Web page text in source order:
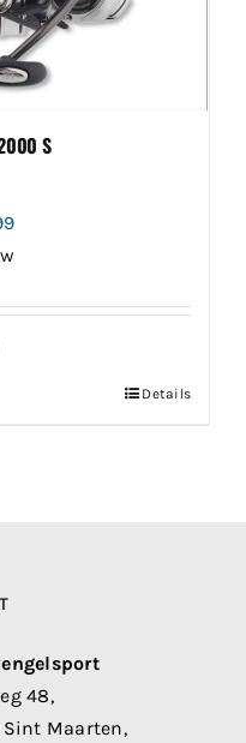
S
Huidige
prijs
€139.99.
Details
48,
Sint Maarten,